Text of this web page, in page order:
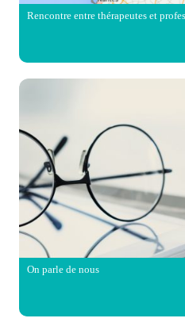
Rencontre entre thérapeutes et
On parle de nous